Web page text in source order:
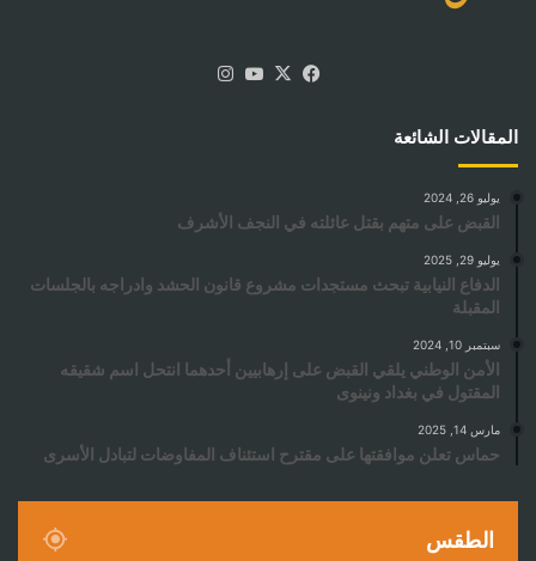
فيسبوك
‫X
‫YouTube
المقالات الشائعة
يوليو 26, 2024
القبض على متهم بقتل عائلته في النجف الأشرف
يوليو 29, 2025
الدفاع النيابية تبحث مستجدات مشروع قانون الحشد وادراجه بالجلسات
المقبلة
سبتمبر 10, 2024
الأمن الوطني يلقي القبض على إرهابيين أحدهما انتحل اسم شقيقه
المقتول في بغداد ونينوى
مارس 14, 2025
حماس تعلن موافقتها على مقترح استئناف المفاوضات لتبادل الأسرى
الطقس